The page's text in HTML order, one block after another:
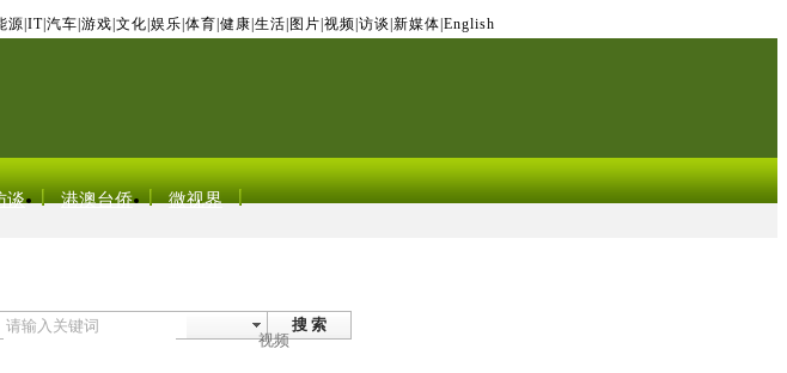
源 IT| 汽车 游戏 文化 娱乐 体育 健康 生活 图片 视频 访谈 新媒体 English
谈 港澳台侨 微视界
搜 索
视频